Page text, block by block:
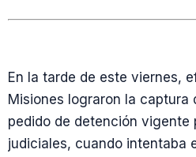
En la tarde de este viernes,
Misiones lograron la captura
pedido de detención vigente
judiciales, cuando intentaba